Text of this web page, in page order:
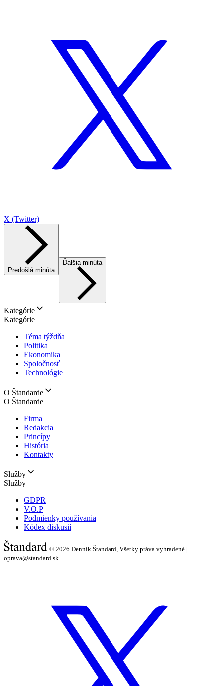
X (Twitter)
Predošlá minúta
Ďalšia minúta
Kategórie
Kategórie
Téma týždňa
Politika
Ekonomika
Spoločnosť
Technológie
O Štandarde
O Štandarde
Firma
Redakcia
Princípy
História
Kontakty
Služby
Služby
GDPR
V.O.P
Podmienky používania
Kódex diskusií
© 2026 Denník Štandard, Všetky práva vyhradené |
oprava@standard.sk